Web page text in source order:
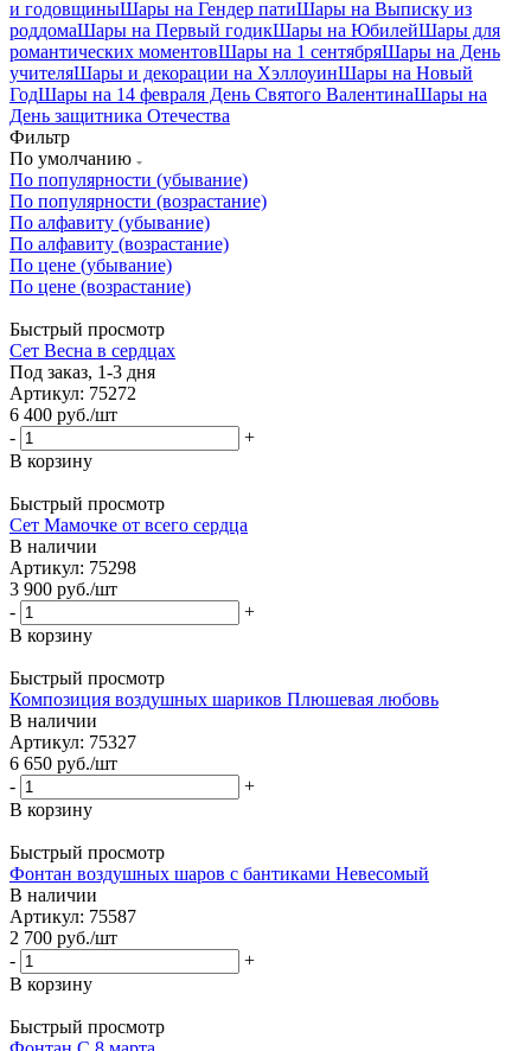
и годовщиныШары на Гендер патиШары на Выписку из
роддомаШары на Первый годикШары на ЮбилейШары для
романтических моментовШары на 1 сентябряШары на День
учителяШары и декорации на ХэллоуинШары на Новый
ГодШары на 14 февраля День Святого ВалентинаШары на
День защитника Отечества
Фильтр
По умолчанию
По популярности (убывание)
По популярности (возрастание)
По алфавиту (убывание)
По алфавиту (возрастание)
По цене (убывание)
По цене (возрастание)
Быстрый просмотр
Сет Весна в сердцах
Под заказ, 1-3 дня
Артикул: 75272
6 400 руб./шт
-
+
В корзину
Быстрый просмотр
Сет Мамочке от всего сердца
В наличии
Артикул: 75298
3 900 руб./шт
-
+
В корзину
Быстрый просмотр
Композиция воздушных шариков Плюшевая любовь
В наличии
Артикул: 75327
6 650 руб./шт
-
+
В корзину
Быстрый просмотр
Фонтан воздушных шаров с бантиками Невесомый
В наличии
Артикул: 75587
2 700 руб./шт
-
+
В корзину
Быстрый просмотр